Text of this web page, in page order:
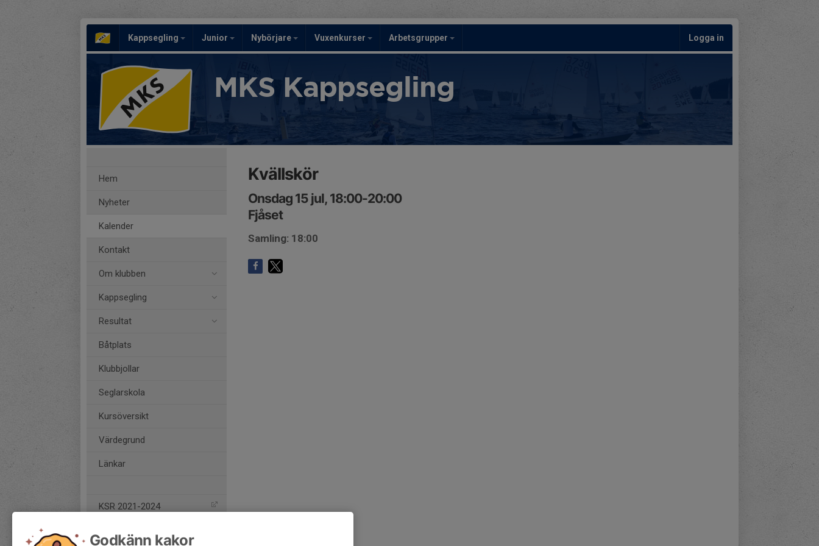
Kappsegling Junior Nybörjare Vuxenkurser Arbetsgrupper Logga in
MKS Kappsegling
Hem
Nyheter
Kalender
Kontakt
Om klubben
Kappsegling
Resultat
Båtplats
Klubbjollar
Seglarskola
Kursöversikt
Värdegrund
Länkar
KSR 2021-2024
Kvällskör
Onsdag 15 jul, 18:00-20:00
Fjåset
Samling: 18:00
Godkänn kakor